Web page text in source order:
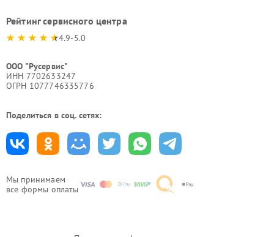
Мы принимаем
все формы оплаты
Рейтинг сервисного центра
4.9-5.0
ООО "Русервис"
ИНН 7702633247
ОГРН 1077746335776
Поделиться в соц. сетях: